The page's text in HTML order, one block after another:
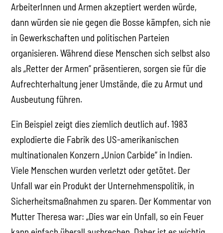
ArbeiterInnen und Armen akzeptiert werden würde,
dann würden sie nie gegen die Bosse kämpfen, sich nie
in Gewerkschaften und politischen Parteien
organisieren. Während diese Menschen sich selbst also
als „Retter der Armen“ präsentieren, sorgen sie für die
Aufrechterhaltung jener Umstände, die zu Armut und
Ausbeutung führen.
Ein Beispiel zeigt dies ziemlich deutlich auf. 1983
explodierte die Fabrik des US-amerikanischen
multinationalen Konzern „Union Carbide“ in Indien.
Viele Menschen wurden verletzt oder getötet. Der
Unfall war ein Produkt der Unternehmenspolitik, in
Sicherheitsmaßnahmen zu sparen. Der Kommentar von
Mutter Theresa war: „Dies war ein Unfall, so ein Feuer